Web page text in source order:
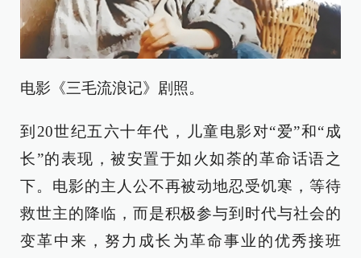
电影《三毛流浪记》剧照。
到20世纪五六十年代，儿童电影对“爱”和“成
长”的表现，被安置于如火如荼的革命话语之
下。电影的主人公不再被动地忍受饥寒，等待
救世主的降临，而是积极参与到时代与社会的
变革中来，努力成长为革命事业的优秀接班